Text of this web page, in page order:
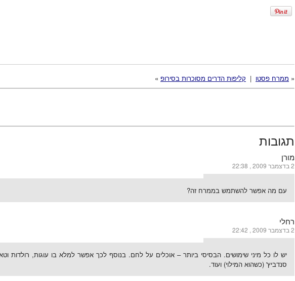
« ממרח פסטו | קליפות הדרים מסוכרות בסירופ »
תגובות
מורן
2 בדצמבר 2009 , 22:38
עם מה אפשר להשתמש בממרח זה?
רחלי
2 בדצמבר 2009 , 22:42
יש לו כל מיני שימושים. הבסיסי ביותר – אוכלים על לחם. בנוסף לכך אפשר למלא בו עוגות, רולדות
סנדביץ' (כשהוא המילוי) ועוד.